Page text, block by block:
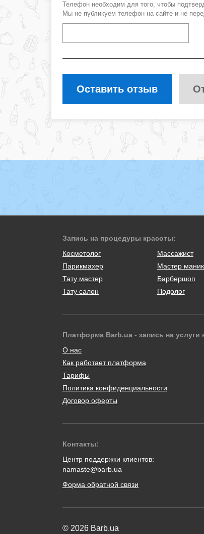
Телефон необходим для того, чтобы
Мы не публикуем телефон на сайте и не
Оставить отзыв
Запись на процедуры красоты:
Косметолог
Массажист
Парикмахер
Мастер
Тату мастер
Барбершоп
Тату салон
Подолог
Платформа Barb.ua - запись на услуги
О нас
Как работает платформа
Тарифы
Политика конфиденциальности
Договор оферты
Контакты:
Центр поддержки клиентов:
namaste@barb.ua
Форма обратной связи
© 2026 Barb.ua